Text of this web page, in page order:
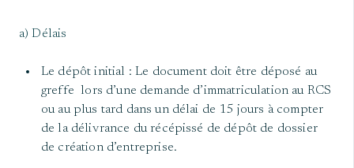
a) Délais
Le dépôt initial : Le document doit être déposé au
greffe lors d’une demande d’immatriculation au RCS
ou au plus tard dans un délai de 15 jours à compter
de la délivrance du récépissé de dépôt de dossier
de création d’entreprise.